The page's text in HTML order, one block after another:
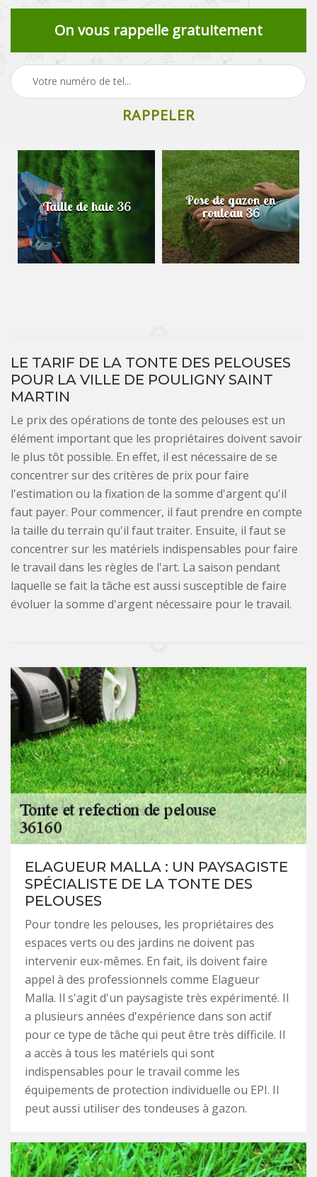
On vous rappelle gratuitement
Taille de haie 36 Pose de gazon en
rouleau 36
LE TARIF DE LA TONTE DES PELOUSES
POUR LA VILLE DE POULIGNY SAINT
MARTIN
Le prix des opérations de tonte des pelouses est un
élément important que les propriétaires doivent savoir
le plus tôt possible. En effet, il est nécessaire de se
concentrer sur des critères de prix pour faire
l'estimation ou la fixation de la somme d'argent qu'il
faut payer. Pour commencer, il faut prendre en compte
la taille du terrain qu'il faut traiter. Ensuite, il faut se
concentrer sur les matériels indispensables pour faire
le travail dans les règles de l'art. La saison pendant
laquelle se fait la tâche est aussi susceptible de faire
évoluer la somme d'argent nécessaire pour le travail.
ELAGUEUR MALLA : UN PAYSAGISTE
SPÉCIALISTE DE LA TONTE DES
PELOUSES
Pour tondre les pelouses, les propriétaires des
espaces verts ou des jardins ne doivent pas
intervenir eux-mêmes. En fait, ils doivent faire
appel à des professionnels comme Elagueur
Malla. Il s'agit d'un paysagiste très expérimenté. Il
a plusieurs années d'expérience dans son actif
pour ce type de tâche qui peut être très difficile. Il
a accès à tous les matériels qui sont
indispensables pour le travail comme les
équipements de protection individuelle ou EPI. Il
peut aussi utiliser des tondeuses à gazon.